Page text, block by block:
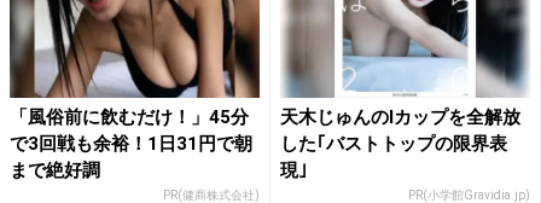
「風俗前に飲むだけ！」45分
で3回戦も余裕！1日31円で朝
まで絶好調
PR(健商株式会社)
天木じゅんのIカップを全解放
した｢バストトップの限界表
現｣
PR(小学館Gravidia.jp)